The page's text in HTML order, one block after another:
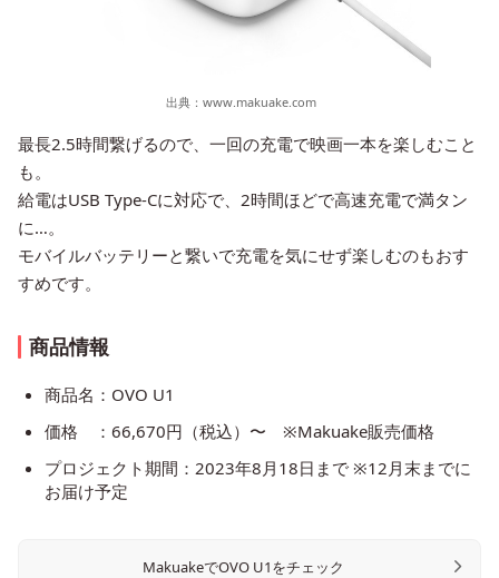
出典： www.makuake.com
最長2.5時間繋げるので、一回の充電で映画一本を楽しむこと
も。
給電はUSB Type-Cに対応で、2時間ほどで高速充電で満タン
に…。
モバイルバッテリーと繋いで充電を気にせず楽しむのもおす
すめです。
商品情報
商品名：OVO U1
価格 ：66,670円（税込）〜 ※Makuake販売価格
プロジェクト期間：2023年8月18日まで ※12月末までに
お届け予定
MakuakeでOVO U1をチェック